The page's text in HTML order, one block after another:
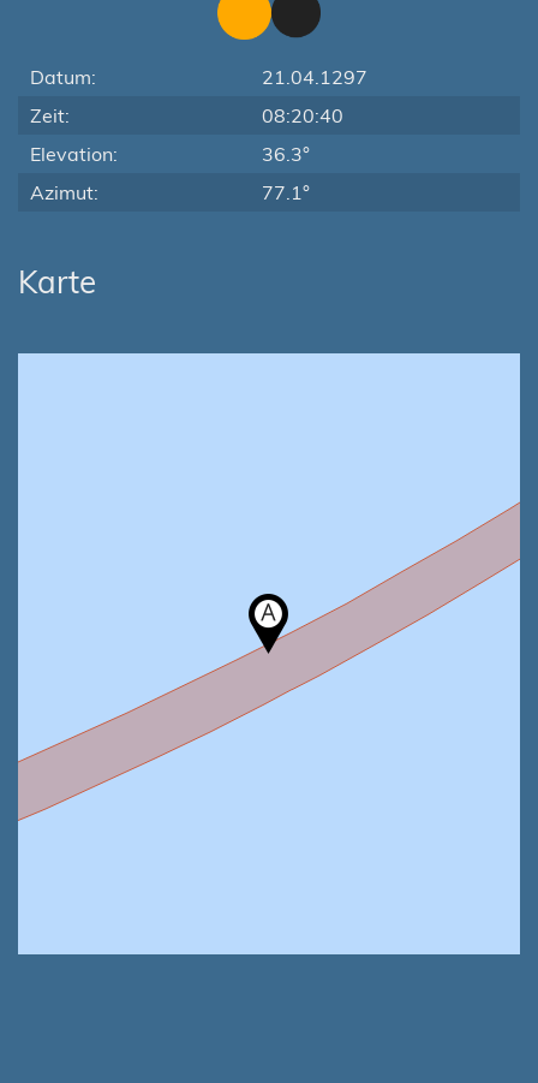
Datum:
21.04.1297
Zeit:
08:20:40
Elevation:
36.3°
Azimut:
77.1°
Karte